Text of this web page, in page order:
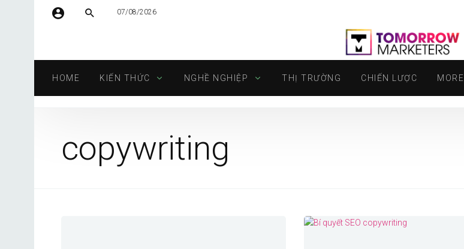
Mật khẩu
Tự động đăng nhập
07/08/2026
HOME KIẾN THỨC NGHỀ NGHIỆP THỊ TRƯỜNG CHIẾN LƯỢC MORE
copywriting